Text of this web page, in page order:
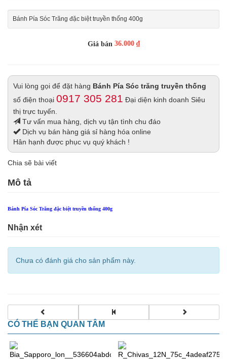
Bánh Pía Sóc Trăng đặc biệt truyền thống 400g
Giá bán 36.000 ₫
Vui lòng gọi để đặt hàng Bánh Pía Sóc trăng truyền thống
số điện thoại 0917 305 281 Đại diện kinh doanh Siêu
thị trực tuyến.
Tư vấn mua hàng, dịch vụ tận tình chu đáo
Dịch vụ bán hàng giá sỉ hàng hóa online
Hân hạnh được phục vụ quý khách !
Chia sẽ bài viết
Mô tả
Bánh Pía Sóc Trăng đặc biệt truyền thống 400g
Nhận xét
Chưa có đánh giá cho sản phẩm này.
CÓ THỂ BẠN QUAN TÂM